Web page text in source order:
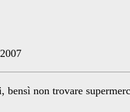
non trovare